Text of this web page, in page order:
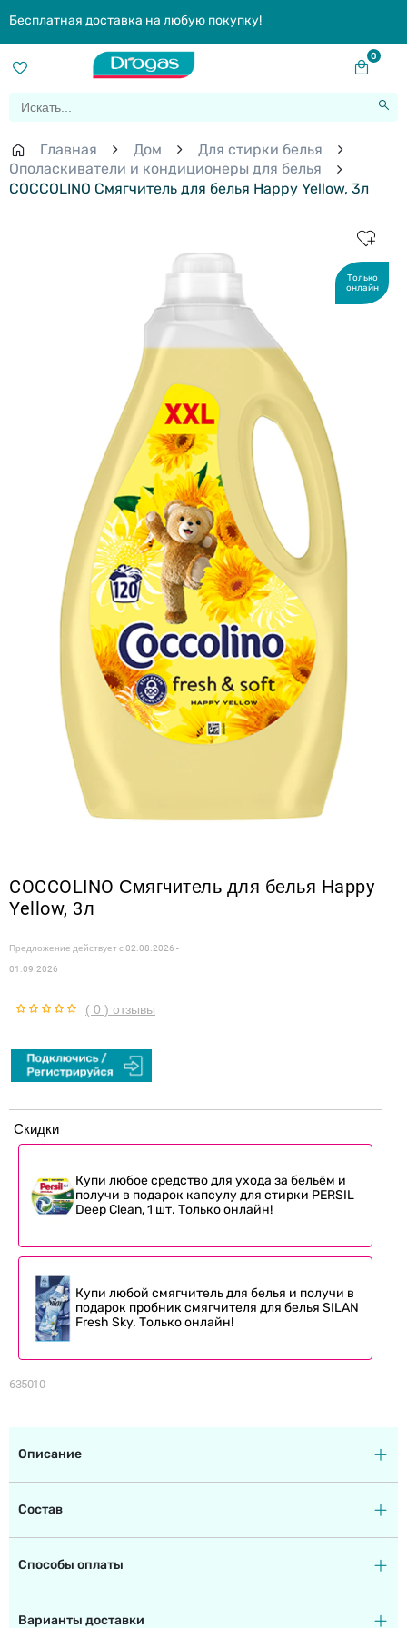
Бесплатная доставка на любую покупку!
0
Главная Дом
Для стирки белья
Ополаскиватели и кондиционеры для белья
COCCOLINO Смягчитель для белья Happy Yellow, 3л
Только
онлайн
COCCOLINO Смягчитель для белья Happy
Yellow, 3л
Предложение действует с02.08.2026 -
01.09.2026
( 0 ) отзывы
635010
Скидки
Купи любое средство для ухода за бельём и
получи в подарок капсулу для стирки PERSIL
Deep Clean, 1 шт. Только онлайн!
Купи любой смягчитель для белья и получи в
подарок пробник смягчителя для белья SILAN
Fresh Sky. Только онлайн!
Описание
Состав
Способы оплаты
Варианты доставки